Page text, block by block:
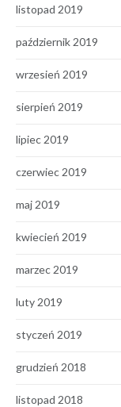
listopad 2019
październik 2019
wrzesień 2019
sierpień 2019
lipiec 2019
czerwiec 2019
maj 2019
kwiecień 2019
marzec 2019
luty 2019
styczeń 2019
grudzień 2018
listopad 2018